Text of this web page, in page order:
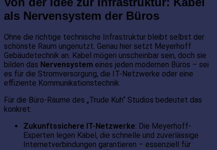
als Nervensystem der Büros
Ohne die richtige technische Infrastruktur bleibt selbst der
schönste Raum ungenutzt. Genau hier setzt Meyerhoff
Gebäudetechnik an. Kabel mögen unscheinbar sein, doch sie
bilden das Nervensystem eines jeden modernen Büros – sei
es für die Stromversorgung, die IT-Netzwerke oder eine
effiziente Kommunikationstechnik.
Für die Büro-Räume des „Trude Kuh“ Studios bedeutet das
konkret:
Zukunftssichere IT-Netzwerke: Die Meyerhoff-
Experten legen Kabel, die schnelle und zuverlässige
Internetverbindungen garantieren – essenziell für